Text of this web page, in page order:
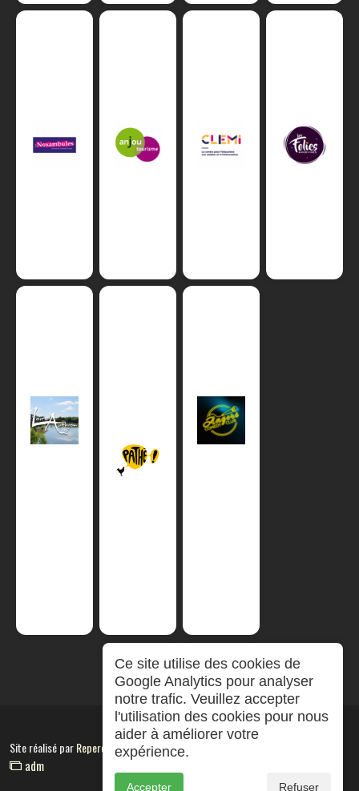
Site réalisé parRepereCom
adm
Ce site utilise des cookies de
Google Analytics pour analyser
notre trafic. Veuillez accepter
l'utilisation des cookies pour nous
aider à améliorer votre
expérience.
Accepter Refuser